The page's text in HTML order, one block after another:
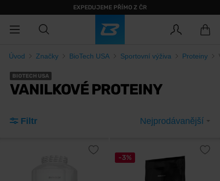
EXPEDUJEME PŘÍMO Z ČR
Úvod Značky BioTech USA Sportovní výživa Proteiny
BIOTECH USA
VANILKOVÉ PROTEINY
Filtr Nejprodávanější
-3%